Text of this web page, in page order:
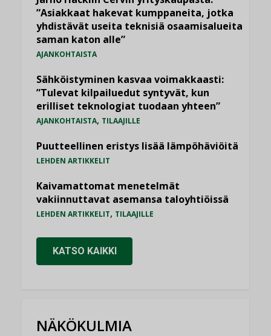
”Asiakkaat hakevat kumppaneita, jotka
yhdistävät useita teknisiä osaamisalueita
saman katon alle”
AJANKOHTAISTA
Sähköistyminen kasvaa voimakkaasti:
”Tulevat kilpailuedut syntyvät, kun
erilliset teknologiat tuodaan yhteen”
AJANKOHTAISTA, TILAAJILLE
Puutteellinen eristys lisää lämpöhäviöitä
LEHDEN ARTIKKELIT
Kaivamattomat menetelmät
vakiinnuttavat asemansa taloyhtiöissä
LEHDEN ARTIKKELIT, TILAAJILLE
KATSO KAIKKI
NÄKÖKULMIA